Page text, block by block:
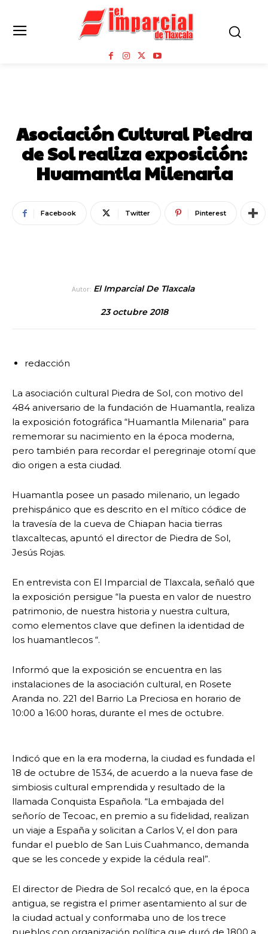
Asociación Cultural Piedra
de Sol realiza exposición:
Huamantla Milenaria
Facebook Twitter Pinterest
Autor: El Imparcial De Tlaxcala
23 octubre 2018
redacción
La asociación cultural Piedra de Sol, con motivo del
484 aniversario de la fundación de Huamantla, realiza
la exposición fotográfica “Huamantla Milenaria” para
rememorar su nacimiento en la época moderna,
pero también para recordar el peregrinaje otomí que
dio origen a esta ciudad.
Huamantla posee un pasado milenario, un legado
prehispánico que es descrito en el mítico códice de
la travesía de la cueva de Chiapan hacia tierras
tlaxcaltecas, apuntó el director de Piedra de Sol,
Jesús Rojas.
En entrevista con El Imparcial de Tlaxcala, señaló que
la exposición persigue “la puesta en valor de nuestro
patrimonio, de nuestra historia y nuestra cultura,
como elementos clave que definen la identidad de
los huamantlecos “.
Informó que la exposición se encuentra en las
instalaciones de la asociación cultural, en Rosete
Aranda no. 221 del Barrio La Preciosa en horario de
10:00 a 16:00 horas, durante el mes de octubre.
Indicó que en la era moderna, la ciudad es fundada el
18 de octubre de 1534, de acuerdo a la nueva fase de
simbiosis cultural emprendida y resultado de la
llamada Conquista Española. “La embajada del
señorío de Tecoac, en premio a su fidelidad, realizan
un viaje a España y solicitan a Carlos V, el don para
fundar el pueblo de San Luis Cuahmanco, demanda
que se les concede y expide la cédula real”.
El director de Piedra de Sol recalcó que, en la época
antigua, se registra el primer asentamiento al sur de
la ciudad actual y conformaba uno de los trece